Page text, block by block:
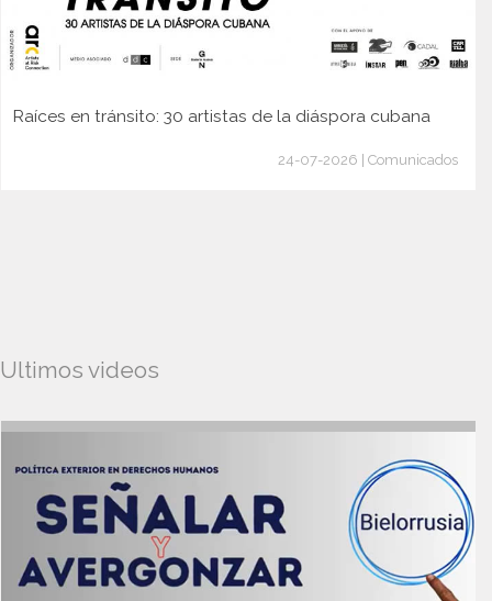
Raíces en tránsito: 30 artistas de la diáspora cubana
24-07-2026 | Comunicados
Ultimos videos